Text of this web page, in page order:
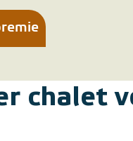
chalet